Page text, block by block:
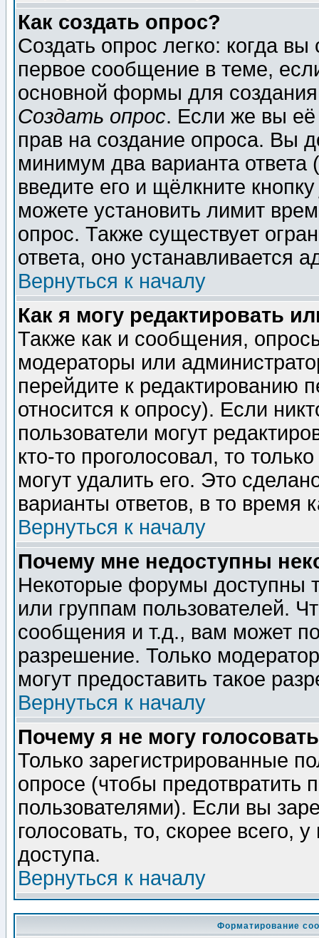
Как создать опрос?
Создать опрос легко: когда
первое сообщение в теме,
основной формы для
Создать опрос. Если же вы её
прав на создание опроса. Вы
минимум два варианта ответа
введите его и щёлкните
можете установить лимит
опрос. Также существует
ответа, оно устанавливается
Вернуться к началу
Как я могу редактировать
Также как и сообщения,
модераторы или
перейдите к редактированию
относится к опросу). Если
пользователи могут
кто-то проголосовал, то
могут удалить его. Это
варианты ответов, в то время
Вернуться к началу
Почему мне недоступны
Некоторые форумы доступны
или группам пользователей.
сообщения и т.д., вам может
разрешение. Только
могут предоставить такое
Вернуться к началу
Почему я не могу
Только зарегистрированные
опросе (чтобы предотвратить
пользователями). Если вы
голосовать, то, скорее всего,
доступа.
Вернуться к началу
Форматирование